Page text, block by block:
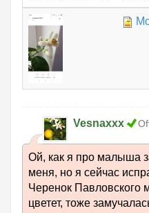
Vesnaxxx
Ой, как я про малыша
меня, но я сейчас
Черенок Павловского
цветет, тоже